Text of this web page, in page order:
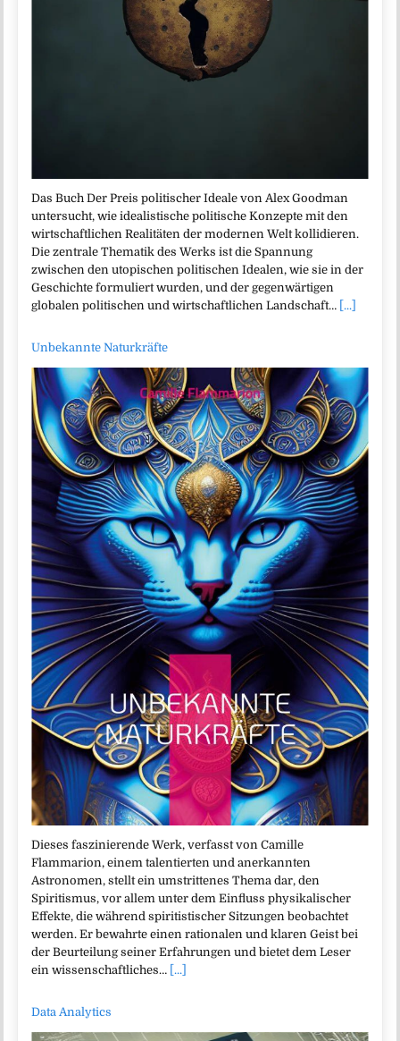
Das Buch Der Preis politischer Ideale von Alex Goodman
untersucht, wie idealistische politische Konzepte mit den
wirtschaftlichen Realitäten der modernen Welt kollidieren.
Die zentrale Thematik des Werks ist die Spannung
zwischen den utopischen politischen Idealen, wie sie in der
Geschichte formuliert wurden, und der gegenwärtigen
globalen politischen und wirtschaftlichen Landschaft… [...]
Unbekannte Naturkräfte
Dieses faszinierende Werk, verfasst von Camille
Flammarion, einem talentierten und anerkannten
Astronomen, stellt ein umstrittenes Thema dar, den
Spiritismus, vor allem unter dem Einfluss physikalischer
Effekte, die während spiritistischer Sitzungen beobachtet
werden. Er bewahrte einen rationalen und klaren Geist bei
der Beurteilung seiner Erfahrungen und bietet dem Leser
ein wissenschaftliches… [...]
Data Analytics